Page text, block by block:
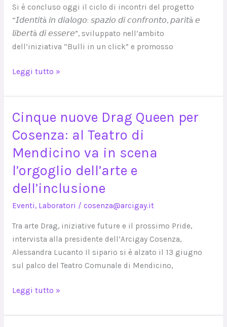
Si è concluso oggi il ciclo di incontri del progetto
“𝘐𝘥𝘦𝘯𝘵𝘪𝘵à 𝘪𝘯 𝘥𝘪𝘢𝘭𝘰𝘨𝘰: 𝘴𝘱𝘢𝘻𝘪𝘰 𝘥𝘪 𝘤𝘰𝘯𝘧𝘳𝘰𝘯𝘵𝘰, 𝘱𝘢𝘳𝘪𝘵à 𝘦
𝘭𝘪𝘣𝘦𝘳𝘵à 𝘥𝘪 𝘦𝘴𝘴𝘦𝘳𝘦”, sviluppato nell’ambito
dell’iniziativa “Bulli in un click” e promosso
bullismo
cyberbullismo
Leggi tutto »
Cinque nuove Drag Queen per
Cosenza: al Teatro di
Mendicino va in scena
l’orgoglio dell’arte e
dell’inclusione
Eventi, Laboratori / cosenza@arcigay.it
Tra arte Drag, iniziative future e il prossimo Pride,
intervista alla presidente dell’Arcigay Cosenza,
Alessandra Lucanto Il sipario si è alzato il 13 giugno
sul palco del Teatro Comunale di Mendicino,
Cinque
Drag
Queen
per
Cosenza:
al
Teatro
scena
l’orgoglio
e
Leggi tutto »